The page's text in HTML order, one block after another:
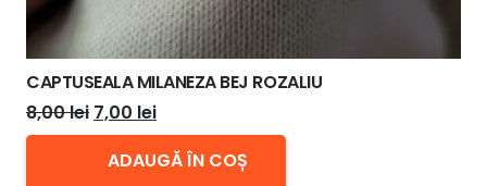
CAPTUSEALA MILANEZA BEJ ROZALIU
8,00lei Prețul
inițial
7,00 leiPrețul
curent
este:
ADAUGĂ ÎN COȘ